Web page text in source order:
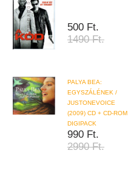
500 Ft.
1490 Ft.
PALYA BEA:
EGYSZÁLÉNEK /
JUSTONEVOICE
(2009) CD + CD-ROM
DIGIPACK
990 Ft.
2990 Ft.